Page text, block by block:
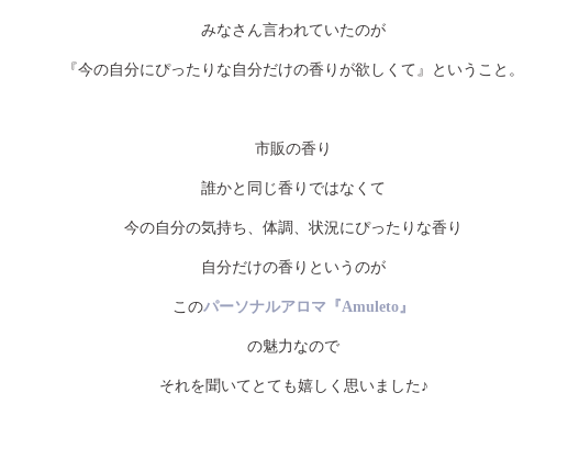
みなさん言われていたのが
『今の自分にぴったりな自分だけの香りが欲しくて』ということ。
市販の香り
誰かと同じ香りではなくて
今の自分の気持ち、体調、状況にぴったりな香り
自分だけの香りというのが
このパーソナルアロマ『Amuleto』
の魅力なので
それを聞いてとても嬉しく思いました♪